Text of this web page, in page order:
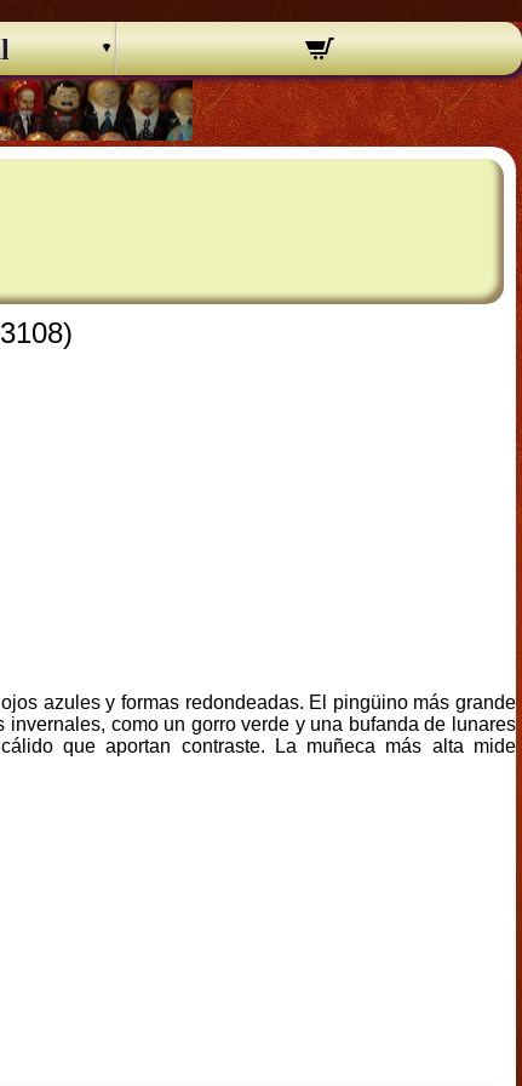
azules y formas redondeadas. El pingüino más grande
como un gorro verde y una bufanda de lunares
que aportan contraste. La muñeca más alta mide